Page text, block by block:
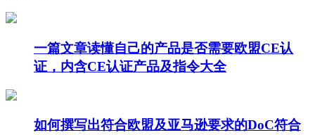
一篇文章读懂自己的产品是否需要欧盟CE认
证，内含CE认证产品及指令大全
如何撰写出符合欧盟及亚马逊要求的DoC符合